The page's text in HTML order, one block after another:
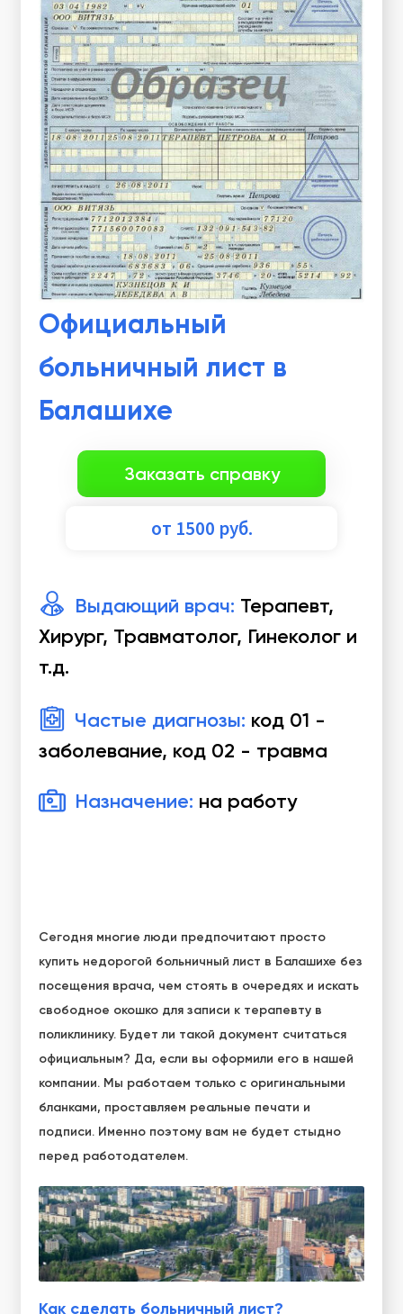
Официальный
больничный лист в
Балашихе
Заказать справку
от 1500 руб.
Выдающий врач: Терапевт,
Хирург, Травматолог, Гинеколог и
т.д.
Частые диагнозы: код 01 -
заболевание, код 02 - травма
Назначение: на работу
Сегодня многие люди предпочитают просто
купить недорогой больничный лист в Балашихе без
посещения врача, чем стоять в очередях и искать
свободное окошко для записи к терапевту в
поликлинику. Будет ли такой документ считаться
официальным? Да, если вы оформили его в нашей
компании. Мы работаем только с оригинальными
бланками, проставляем реальные печати и
подписи. Именно поэтому вам не будет стыдно
перед работодателем.
Как сделать больничный лист?